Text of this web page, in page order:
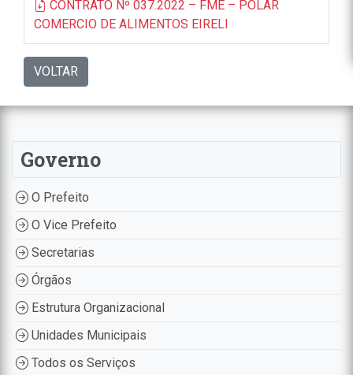
CONTRATO Nº 037.2022 – FME – POLAR
COMERCIO DE ALIMENTOS EIRELI
VOLTAR
Governo
O Prefeito
O Vice Prefeito
Secretarias
Órgãos
Estrutura Organizacional
Unidades Municipais
Todos os Serviços